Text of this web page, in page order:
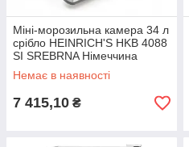
Міні-морозильна камера 34 л
срібло HEINRICH'S HKB 4088
SI SREBRNA Німеччина
Немає в наявності
7 415,10 ₴